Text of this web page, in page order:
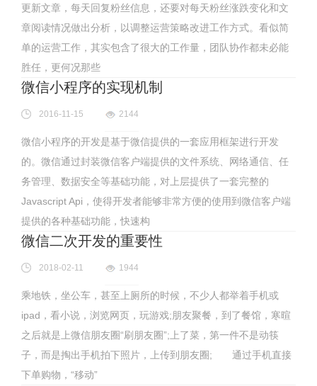
更新文章，每天回复粉丝信息，还要对每天粉丝涨跌变化和文
章阅读情况做出分析，以调整运营策略改进工作方式。看似简
单的运营工作，其实包含了很大的工作量，团队协作都未必能
胜任，更何况那些
微信小程序的实现机制
2016-11-15 2144
微信小程序的开发是基于微信提供的一套应用框架进行开发
的。微信通过封装微信客户端提供的文件系统、网络通信、任
务管理、数据安全等基础功能，对上层提供了一套完整的
Javascript Api，使得开发者能够非常方便的使用到微信客户端
提供的各种基础功能，快速构
微信二次开发的重要性
2018-02-11 1944
乘地铁，坐公车，甚至上厕所的时候，不少人都举着手机或
ipad，看小说，浏览网页，玩游戏;朋友聚餐，到了餐馆，寒暄
之后就是上微信朋友圈“刷朋友圈”;上了菜，第一件不是动筷
子，而是掏出手机拍下照片，上传到朋友圈; 通过手机直接
下单购物，“移动”